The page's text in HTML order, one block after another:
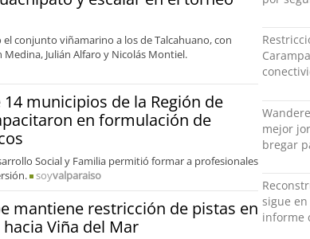
conjunto viñamarino a los de Talcahuano, con
Julián Alfaro y Nicolás Montiel.
municipios de la Región de
en formulación de
Social y Familia permitió formar a profesionales
soyvalparaiso
mantiene restricción de pistas en
Viña del Mar
mejor
bregar
sigue
informe